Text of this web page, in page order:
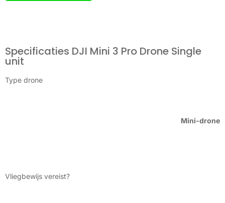
Specificaties DJI Mini 3 Pro Drone Single
unit
Type drone
Mini-drone
Vliegbewijs vereist?